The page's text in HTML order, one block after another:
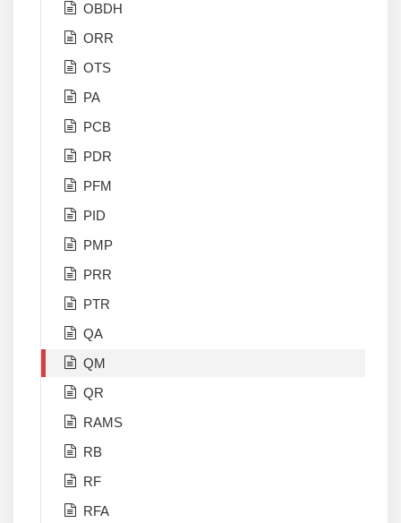
OBDH
ORR
OTS
PA
PCB
PDR
PFM
PID
PMP
PRR
PTR
QA
QM
QR
RAMS
RB
RF
RFA